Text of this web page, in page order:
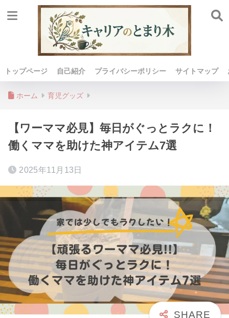
トップページ 自己紹介 プライバシーポリシー サイトマップ
ホーム 育児グッズ
【ワーママ必見】毎日がぐっとラクに！
働くママを助けた神アイテム7選
2025年11月13日